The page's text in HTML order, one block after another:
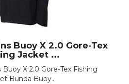
Buoy X 2.0 Gore-Tex
Jacket ...
X 2.0 Gore-Tex Fishing
Bunda Buoy...